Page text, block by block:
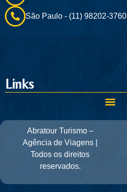
São Paulo - (11) 98202-3760
Links
Abratour Turismo –
Agência de Viagens |
Todos os direitos
reservados.